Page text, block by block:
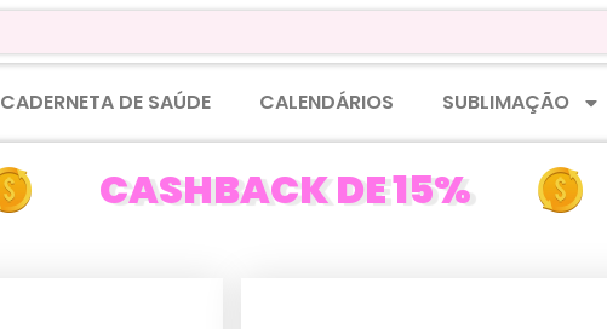
CADERNETA DE SAÚDE CALENDÁRIOS SUBLIMAÇÃO
CASHBACK DE 15%